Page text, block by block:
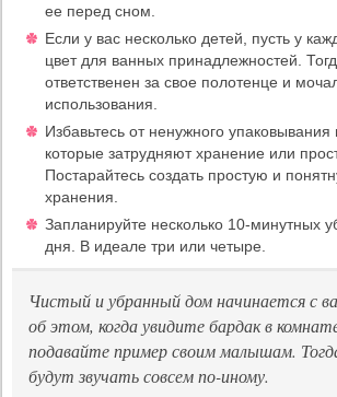
ее перед сном.
Если у вас несколько детей, пусть у
цвет для ванных принадлежностей.
ответственен за свое полотенце и
использования.
Избавьтесь от ненужного упаковывания
которые затрудняют хранение или
Постарайтесь создать простую и
хранения.
Запланируйте несколько 10-минутных
дня. В идеале три или четыре.
Чистый и убранный дом начинается с
об этом, когда увидите бардак в
подавайте пример своим малышам.
будут звучать совсем по-иному.